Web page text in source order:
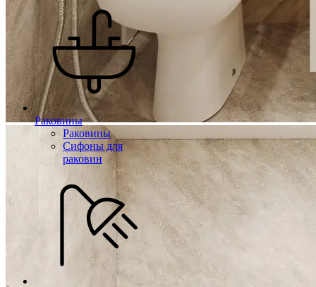
Раковины
Раковины
Сифоны для
раковин